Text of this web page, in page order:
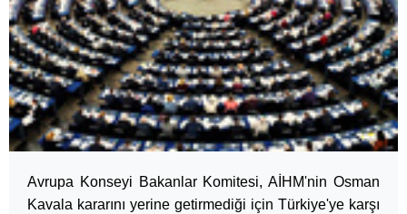
Avrupa Konseyi Bakanlar Komitesi, AİHM'nin Osman
Kavala kararını yerine getirmediği için Türkiye'ye karşı